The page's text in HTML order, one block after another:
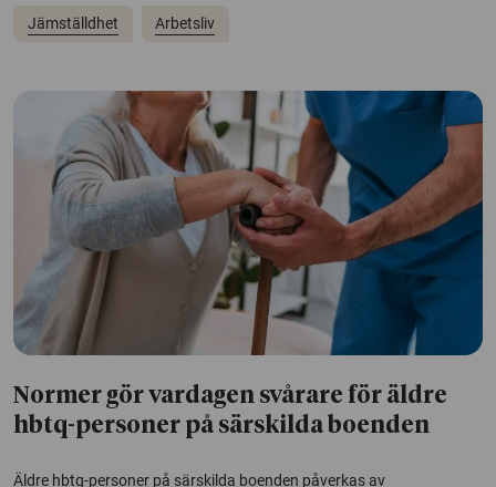
Jämställdhet Arbetsliv
Normer gör vardagen svårare för äldre
hbtq-personer på särskilda boenden
Äldre hbtq-personer på särskilda boenden påverkas av